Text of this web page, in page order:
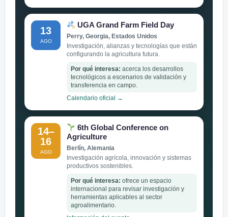
13
AGO
UGA Grand Farm Field Day
Perry, Georgia, Estados Unidos
Investigación, alianzas y tecnologías que están
configurando la agricultura futura.
Por qué interesa: acerca los desarrollos
tecnológicos a escenarios de validación y
transferencia en campo.
Calendario oficial →
14–
16
AGO
6th Global Conference on
Agriculture
Berlín, Alemania
Investigación agrícola, innovación y sistemas
productivos sostenibles.
Por qué interesa: ofrece un espacio
internacional para revisar investigación y
herramientas aplicables al sector
agroalimentario.